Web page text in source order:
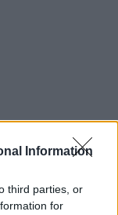
Information
third parties, or
for